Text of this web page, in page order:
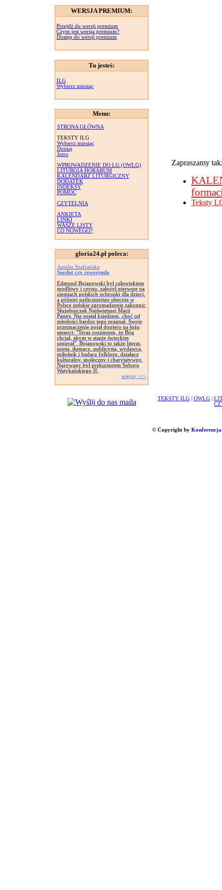
WERSJA PREMIUM:
Przejdź do wersji premium
Czym jest wersja premium?
Dostęp do wersji premium
Tu jesteś:
ILG
Wybierz miesiąc
Menu:
STRONA GŁÓWNA
TEKSTY ILG
Wybierz miesiąc
Dzisiaj
Jutro
WPROWADZENIE DO LG (OWLG)
LITURGIA HORARUM
KALENDARZ LITURGICZNY
DODATEK
INDEKSY
POMOC
CZYTELNIA
ANKIETA
LINKI
WASZE LISTY
CO NOWEGO?
gloria24.pl poleca:
Amelia Szafrańska
Surdut czy rewerenda
Edmund Bojanowski był człowiekiem
modlitwy i czynu, założył pierwsze na
ziemiach polskich ochronki dla dzieci,
a później najliczniejsze obecnie w
Polsce żeńskie zgromadzenie zakonnic
Służebniczek Najświętszej Marii
Panny. Nie został księdzem, choć od
młodości bardzo tego pragnął. Swoje
przeznaczenie pojął dopiero na łożu
smierci: "Teraz rozumiem, że Bóg
chciał, abym w stanie świeckim
umierał". Bojanowski to także literat,
poeta, tłumacz, publicysta, wydawca,
miłośnik i badacz folkloru, działacz
kulturalny, społeczny i charytatywny.
Nazywany był prekursorem Soboru
Watykańskiego II.
więcej >>>
Zapraszamy
Teksty
TEKSTY ILG OWLG
© Copyright by Konferencja